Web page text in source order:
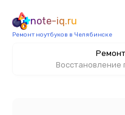
note-iq.ru
Ремонт ноутбуков в Челябинске
Восстановление